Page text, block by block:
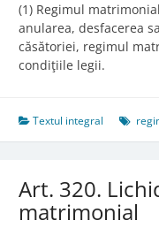
(1) Regimul
anularea, desfacerea
căsătoriei, regimul
condiţiile legii.
Textul integral
Art. 320.
matrimonial